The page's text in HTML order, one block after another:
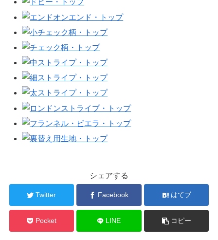
シェアする
Twitter Facebook はてブ
Pocket LINE コピー